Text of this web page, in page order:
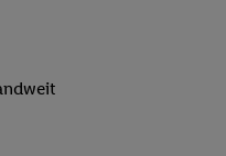
in Ihr
daraus eine